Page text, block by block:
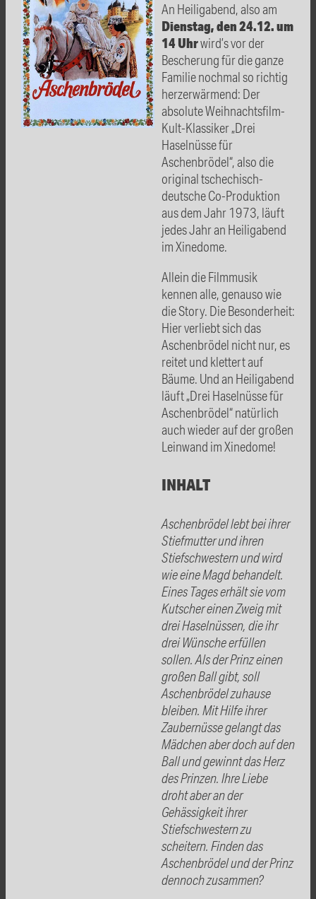
An Heiligabend, also am
Dienstag, den 24.12. um
14 Uhrwird’s vor der
Bescherung für die ganze
Familie nochmal so richtig
herzerwärmend: Der
absolute Weihnachtsfilm-
Kult-Klassiker „Drei
Haselnüsse für
Aschenbrödel“, also die
original tschechisch-
deutsche Co-Produktion
aus dem Jahr 1973, läuft
jedes Jahr an Heiligabend
im Xinedome.
Allein die Filmmusik
kennen alle, genauso wie
die Story. Die Besonderheit:
Hier verliebt sich das
Aschenbrödel nicht nur, es
reitet und klettert auf
Bäume. Und an Heiligabend
läuft „Drei Haselnüsse für
Aschenbrödel“ natürlich
auch wieder auf der großen
Leinwand im Xinedome!
INHALT
Aschenbrödel lebt bei ihrer
Stiefmutter und ihren
Stiefschwestern und wird
wie eine Magd behandelt.
Eines Tages erhält sie vom
Kutscher einen Zweig mit
drei Haselnüssen, die ihr
drei Wünsche erfüllen
sollen. Als der Prinz einen
großen Ball gibt, soll
Aschenbrödel zuhause
bleiben. Mit Hilfe ihrer
Zaubernüsse gelangt das
Mädchen aber doch auf den
Ball und gewinnt das Herz
des Prinzen. Ihre Liebe
droht aber an der
Gehässigkeit ihrer
Stiefschwestern zu
scheitern. Finden das
Aschenbrödel und der Prinz
dennoch zusammen?